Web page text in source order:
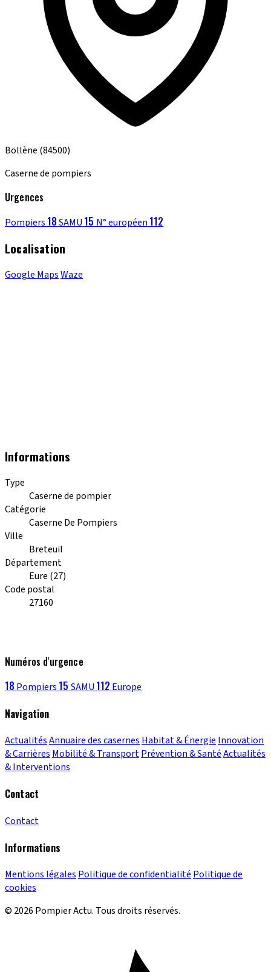
Bollène (84500)
Caserne de pompiers
Urgences
Pompiers 18SAMU 15 N° européen 112
Localisation
Google MapsWaze
Informations
Type
Caserne de pompier
Catégorie
Caserne De Pompiers
Ville
Breteuil
Département
Eure (27)
Code postal
27160
Numéros d'urgence
18 Pompiers 15 SAMU 112 Europe
Navigation
ActualitésAnnuaire des casernes Habitat & Énergie Innovation
& Carrières Mobilité & TransportPrévention & SantéActualités
& Interventions
Contact
Contact
Informations
Mentions légales Politique de confidentialité Politique de
cookies
© 2026 Pompier Actu. Tous droits réservés.